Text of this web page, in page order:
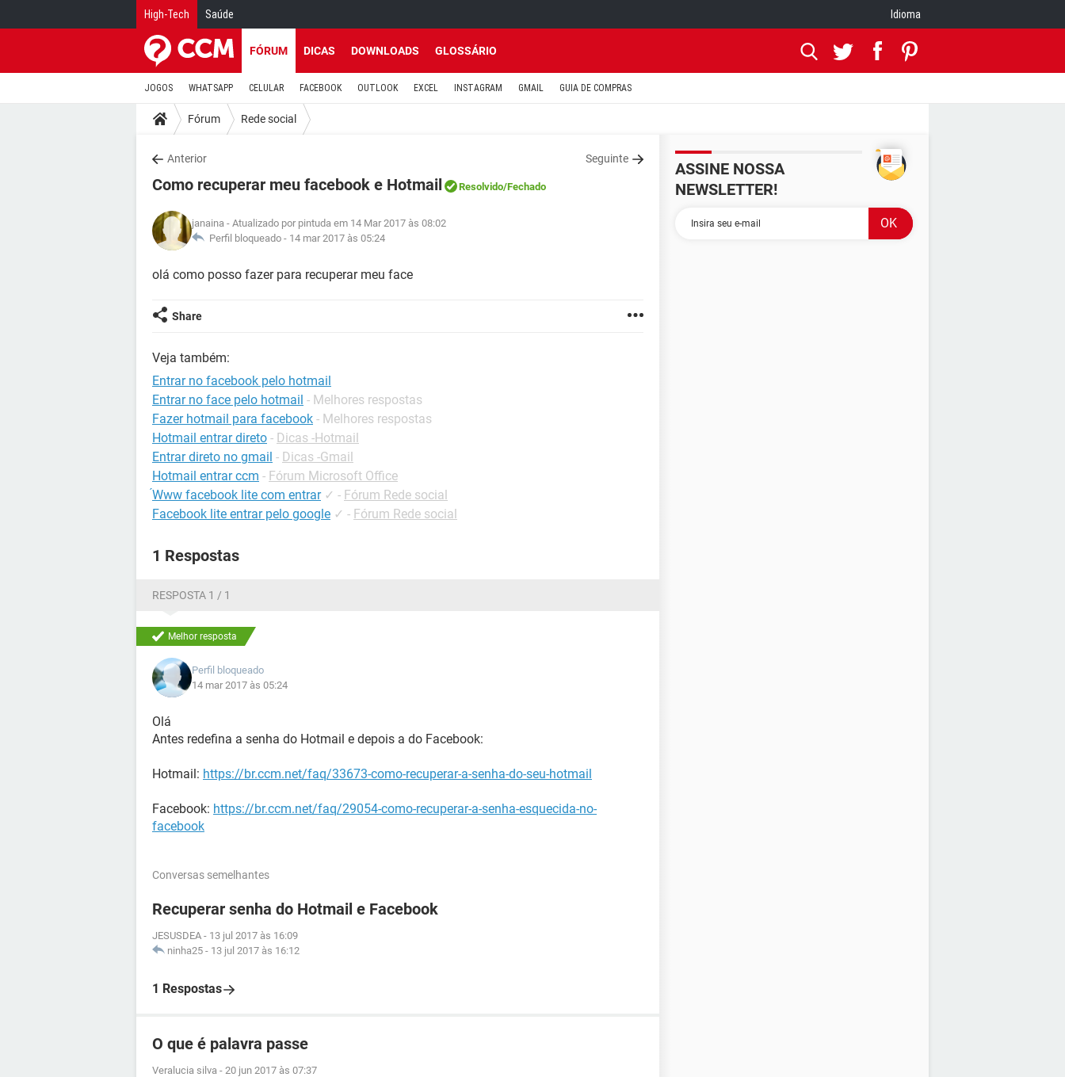
High-Tech Saúde Idioma
FÓRUM DICAS DOWNLOADS GLOSSÁRIO
JOGOS WHATSAPP CELULAR FACEBOOK OUTLOOK EXCEL INSTAGRAM GMAIL GUIA DE COMPRAS
Fórum Rede social
Anterior Seguinte
Como recuperar meu facebook e Hotmail Resolvido/Fechado
janaina - Atualizado por pintuda em 14 Mar 2017 às 08:02
Perfil bloqueado - 14 mar 2017 às 05:24
olá como posso fazer para recuperar meu face
Share
Veja também:
Entrar no facebook pelo hotmail
Entrar no face pelo hotmail - Melhores respostas
Fazer hotmail para facebook - Melhores respostas
Hotmail entrar direto - Dicas -Hotmail
Entrar direto no gmail - Dicas -Gmail
Hotmail entrar ccm - Fórum Microsoft Office
́Www facebook lite com entrar ✓ - Fórum Rede social
Facebook lite entrar pelo google ✓ - Fórum Rede social
1 Respostas
RESPOSTA 1 / 1
Melhor resposta
Perfil bloqueado
14 mar 2017 às 05:24
Olá
Antes redefina a senha do Hotmail e depois a do Facebook:
Hotmail: https://br.ccm.net/faq/33673-como-recuperar-a-senha-do-seu-hotmail
Facebook: https://br.ccm.net/faq/29054-como-recuperar-a-senha-esquecida-no-
facebook
Conversas semelhantes
Recuperar senha do Hotmail e Facebook
JESUSDEA - 13 jul 2017 às 16:09
ninha25 - 13 jul 2017 às 16:12
1 Respostas
O que é palavra passe
Veralucia silva - 20 jun 2017 às 07:37
ASSINE NOSSA
NEWSLETTER!